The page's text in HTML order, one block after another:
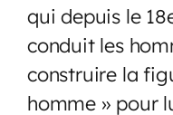
qui depuis le
conduit les
construire la
homme » pour